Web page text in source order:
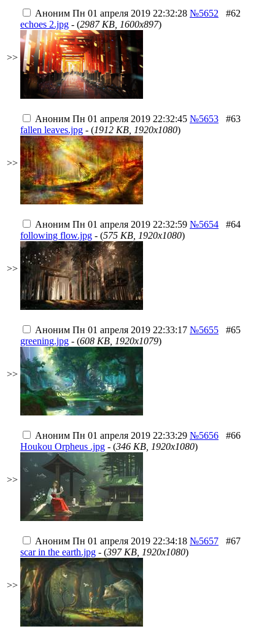
>>
Аноним Пн 01 апреля 2019 22:32:28 №5652
#62
echoes 2.jpg - (2987 KB, 1600x897)
>>
Аноним Пн 01 апреля 2019 22:32:45 №5653
#63
fallen leaves.jpg - (1912 KB, 1920x1080)
>>
Аноним Пн 01 апреля 2019 22:32:59 №5654
#64
following flow.jpg - (575 KB, 1920x1080)
>>
Аноним Пн 01 апреля 2019 22:33:17 №5655
#65
greening.jpg - (608 KB, 1920x1079)
>>
Аноним Пн 01 апреля 2019 22:33:29 №5656
#66
Houkou Orpheus .jpg - (346 KB, 1920x1080)
>>
Аноним Пн 01 апреля 2019 22:34:18 №5657
#67
scar in the earth.jpg - (397 KB, 1920x1080)